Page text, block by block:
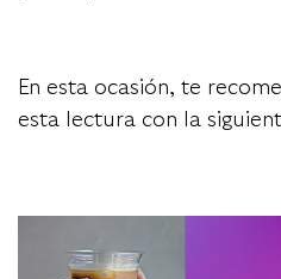
En esta ocasión, te
esta lectura con la